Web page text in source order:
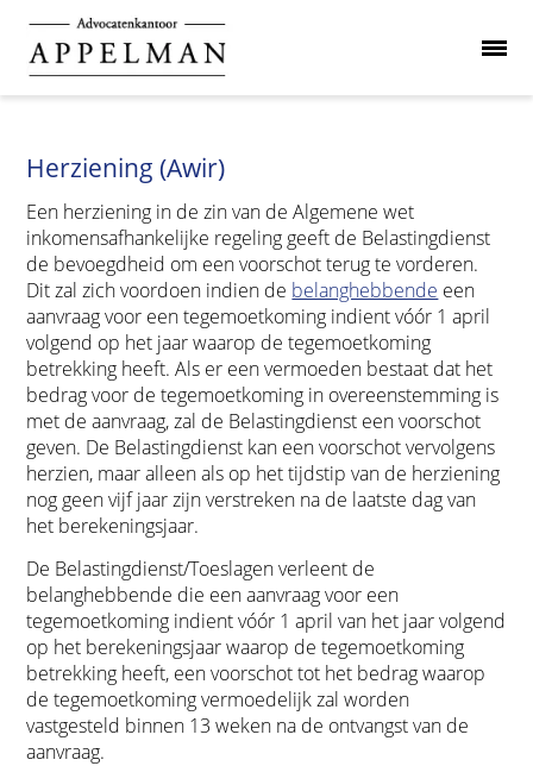
Herziening (Awir)
Een herziening in de zin van de Algemene wet
inkomensafhankelijke regeling geeft de Belastingdienst
de bevoegdheid om een voorschot terug te vorderen.
Dit zal zich voordoen indien de belanghebbende een
aanvraag voor een tegemoetkoming indient vóór 1 april
volgend op het jaar waarop de tegemoetkoming
betrekking heeft. Als er een vermoeden bestaat dat het
bedrag voor de tegemoetkoming in overeenstemming is
met de aanvraag, zal de Belastingdienst een voorschot
geven. De Belastingdienst kan een voorschot vervolgens
herzien, maar alleen als op het tijdstip van de herziening
nog geen vijf jaar zijn verstreken na de laatste dag van
het berekeningsjaar.
De Belastingdienst/Toeslagen verleent de
belanghebbende die een aanvraag voor een
tegemoetkoming indient vóór 1 april van het jaar volgend
op het berekeningsjaar waarop de tegemoetkoming
betrekking heeft, een voorschot tot het bedrag waarop
de tegemoetkoming vermoedelijk zal worden
vastgesteld binnen 13 weken na de ontvangst van de
aanvraag.